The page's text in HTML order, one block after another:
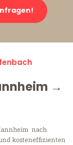
→
nach
kosteneffizienten